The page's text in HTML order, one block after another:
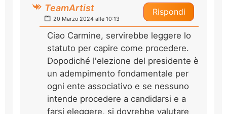
Rispondi
TeamArtist
20 Marzo 2024 alle 10:13
Ciao Carmine, servirebbe leggere lo
statuto per capire come procedere.
Dopodiché l'elezione del presidente è
un adempimento fondamentale per
ogni ente associativo e se nessuno
intende procedere a candidarsi e a
farsi eleggere, si dovrebbe valutare